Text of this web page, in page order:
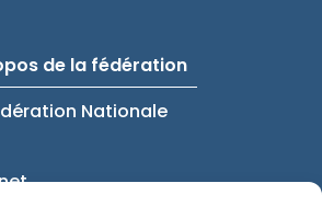
de la fédération
Nationale